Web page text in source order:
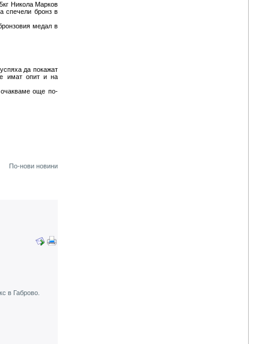
Никола Марков
спечели бронз в
медал в
да покажат
имат опит и на
очакваме още по-
По-нови новини
в Габрово.